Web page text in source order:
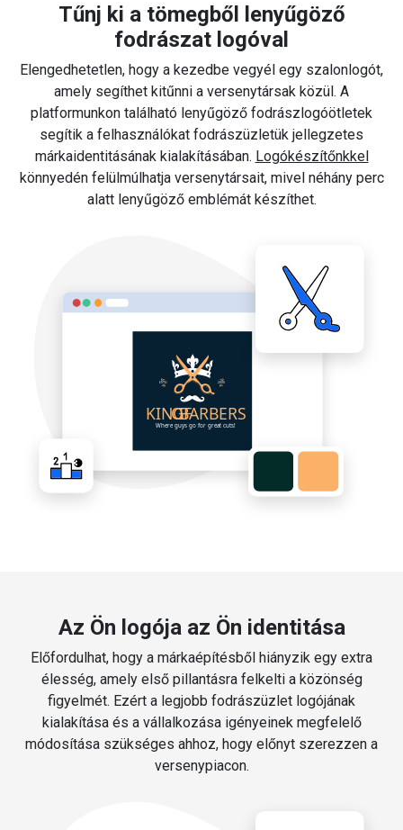
Tűnj ki a tömegből lenyűgöző
fodrászat logóval
Elengedhetetlen, hogy a kezedbe vegyél egy szalonlogót,
amely segíthet kitűnni a versenytársak közül. A
platformunkon található lenyűgöző fodrászlogóötletek
segítik a felhasználókat fodrászüzletük jellegzetes
márkaidentitásának kialakításában. Logókészítőnkkel
könnyedén felülmúlhatja versenytársait, mivel néhány perc
alatt lenyűgöző emblémát készíthet.
Az Ön logója az Ön identitása
Előfordulhat, hogy a márkaépítésből hiányzik egy extra
élesség, amely első pillantásra felkelti a közönség
figyelmét. Ezért a legjobb fodrászüzlet logójának
kialakítása és a vállalkozása igényeinek megfelelő
módosítása szükséges ahhoz, hogy előnyt szerezzen a
versenypiacon.